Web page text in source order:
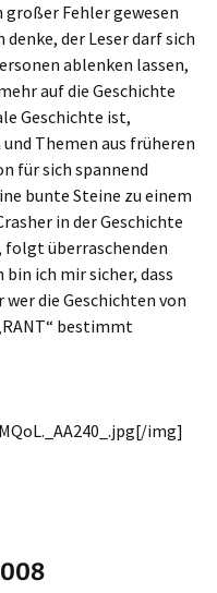
großer Fehler gewesen
der Leser darf sich
ablenken lassen,
auf die Geschichte
Geschichte ist,
Themen aus früheren
für sich spannend
bunte Steine zu einem
in der Geschichte
folgt überraschenden
ich mir sicher, dass
die Geschichten von
bestimmt
img]